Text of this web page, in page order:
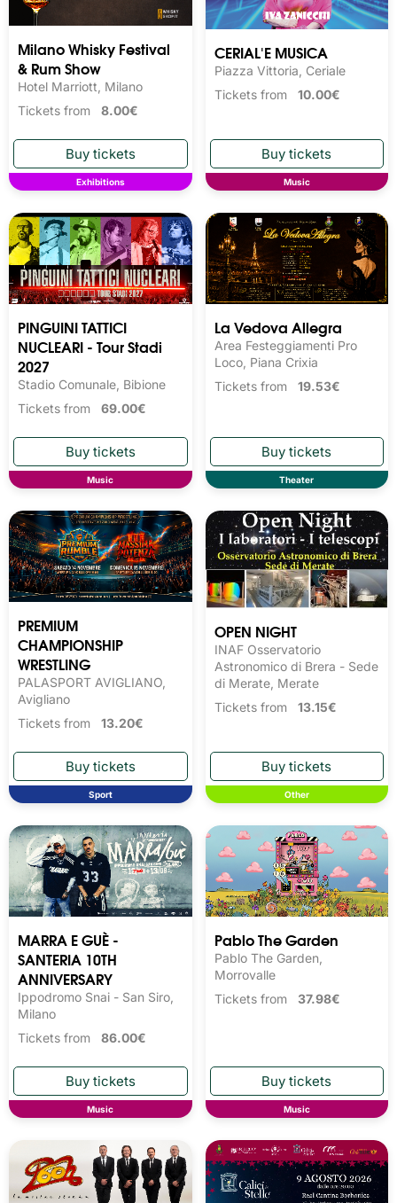
Milano Whisky Festival
& Rum Show
Hotel Marriott, Milano
Tickets from 8.00€
Exhibitions
CERIAL'E MUSICA
Piazza Vittoria, Ceriale
Tickets from 10.00€
Music
PINGUINI TATTICI
NUCLEARI - Tour Stadi
2027
Stadio Comunale, Bibione
Tickets from 69.00€
Music
La Vedova Allegra
Area Festeggiamenti Pro
Loco, Piana Crixia
Tickets from 19.53€
Theater
PREMIUM
CHAMPIONSHIP
WRESTLING
PALASPORT AVIGLIANO,
Avigliano
Tickets from 13.20€
Sport
OPEN NIGHT
INAF Osservatorio
Astronomico di Brera - Sede
di Merate, Merate
Tickets from 13.15€
Other
MARRA E GUÈ -
SANTERIA 10TH
ANNIVERSARY
Ippodromo Snai - San Siro,
Milano
Tickets from 86.00€
Music
Pablo The Garden
Pablo The Garden,
Morrovalle
Tickets from 37.98€
Music